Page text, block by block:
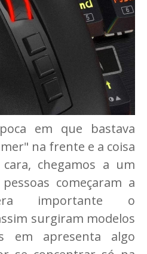
em que bastava
na frente e a coisa
chegamos a um
começaram a
importante o
surgiram modelos
em apresenta algo